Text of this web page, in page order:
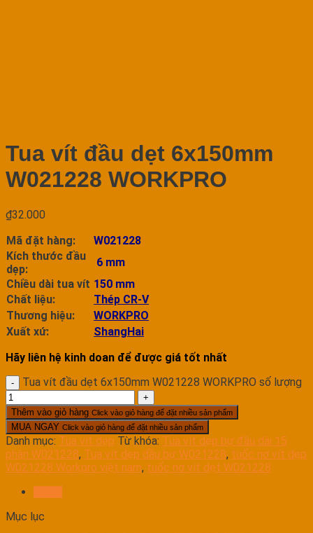
Tua vít đầu dẹt 6x150mm
W021228 WORKPRO
₫32.000
Mã đặt hàng:
W021228
Kích thước đầu
dẹp:
6 mm
Chiều dài tua vít 150 mm
Chất liệu:
Thép CR-V
Thương hiệu:
WORKPRO
Xuất xứ:
ShangHai
Hãy liên hệ kinh doan để được giá tốt nhất
Tua vít đầu dẹt 6x150mm W021228 WORKPRO số lượng
Thêm vào giỏ hàng Click vào giỏ hàng để đặt nhiều sản phẩm
MUA NGAY Click vào giỏ hàng để đặt nhiều sản phẩm
Danh mục: Tua vít dẹp Từ khóa: Tua vít dẹp bự đầu dài 15
phân W021228, Tua vít dẹp dầu bự W021228, tuốc nơ vít dẹp
W021228 Workpro việt nam, tuốc nơ vít dẹt W021228
Mục lục